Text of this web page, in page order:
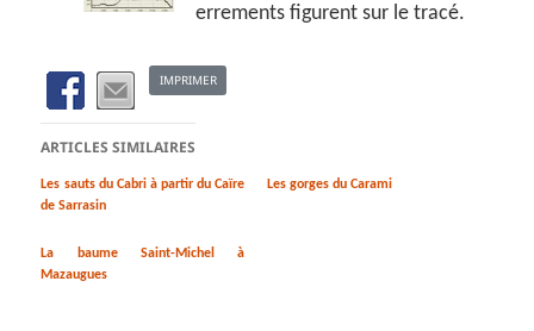
errements figurent sur le tracé.
IMPRIMER
ARTICLES SIMILAIRES
Les sauts du Cabri à partir du Caïre
de Sarrasin
Les gorges du Carami
La baume Saint-Michel à
Mazaugues